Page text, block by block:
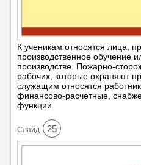
К ученикам относятся лица,
производственное обучение
производстве. Пожарно-
рабочих, которые охраняют
служащим относятся
финансово-расчетные,
функции.
Cлайд 25